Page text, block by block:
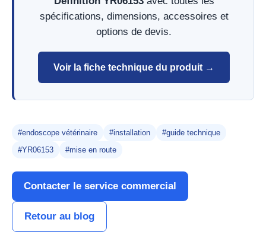
spécifications, dimensions, accessoires et
options de devis.
Voir la fiche technique du produit →
#endoscope vétérinaire #installation
#guide technique
#YR06153
#mise en route
Contacter le service commercial
Retour au blog